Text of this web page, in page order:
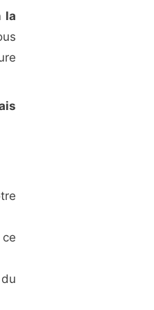
la